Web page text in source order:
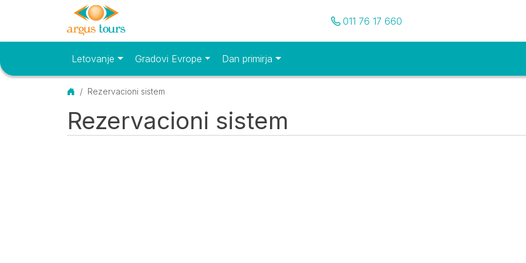
Pozovite nas
011 76 17 660
Osnovni meniLetovanje Gradovi Evrope Dan primirja
Početna
Rezervacioni sistem
Rezervacioni sistem